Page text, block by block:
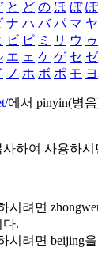
と ど の ほ ぼ ぽ
ナ ハ バ パ マ ヤ
ビ ピ ミ リ ウ ゥ
エ ェ ケ ゲ セ ゼ
ノ ホ ボ ポ モ ヨ
에서 pinyin(병
하여 사용하시
시려면
다.
시려면 beijing